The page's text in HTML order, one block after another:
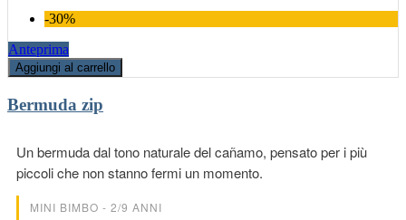
-30%
Anteprima
Aggiungi al carrello
Bermuda zip
Un bermuda dal tono naturale del cañamo, pensato per i più
piccoli che non stanno fermi un momento.
MINI BIMBO - 2/9 ANNI